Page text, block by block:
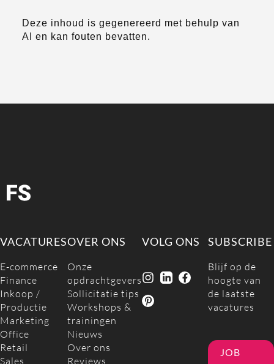
Deze inhoud is gegenereerd met behulp van
AI en kan fouten bevatten.
VACATURES
E-commerce
Finance
Inkoop /
Productie
Marketing
Office
Retail
Sales
OVER ONS
Onze
opdrachtgevers
Sollicitatie tips
Workshops &
trainingen
Nieuws
Over ons
Reviews
VOLG ONS SUBSCRIBE
Blijf op de
hoogte van
de laatste
vacatures
JOB